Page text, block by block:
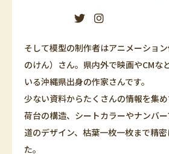
そして模型の制作者はアニメーショ
のけん）さん。県内外で映画やCMな
いる沖縄県出身の作家さんです。
少ない資料からたくさんの情報を集
荷台の構造、シートカラーやナンバ
道のデザイン、枯葉一枚一枚まで精
た。